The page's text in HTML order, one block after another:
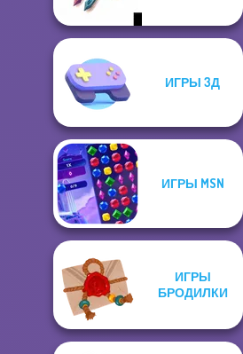
ИГРЫ 3Д
ИГРЫ MSN
ИГРЫ
БРОДИЛКИ